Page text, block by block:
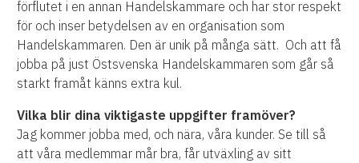
förflutet i en annan Handelskammare och har stor respekt
för och inser betydelsen av en organisation som
Handelskammaren. Den är unik på många sätt. Och att få
jobba på just Östsvenska Handelskammaren som går så
starkt framåt känns extra kul.
Vilka blir dina viktigaste uppgifter framöver?
Jag kommer jobba med, och nära, våra kunder. Se till så
att våra medlemmar mår bra, får utväxling av sitt